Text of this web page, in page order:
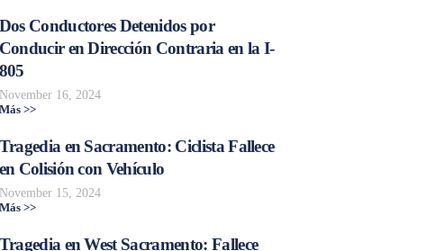
Dos Conductores Detenidos por
Conducir en Dirección Contraria en la I-
805
November 16, 2024
Más >>
Tragedia en Sacramento: Ciclista Fallece
en Colisión con Vehículo
November 15, 2024
Más >>
Tragedia en West Sacramento: Fallece